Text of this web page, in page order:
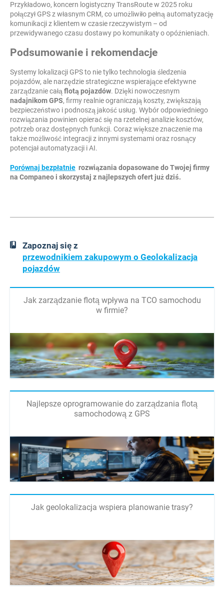
Przykładowo, koncern logistyczny TransRoute w 2025 roku
połączył GPS z własnym CRM, co umożliwiło pełną automatyzację
komunikacji z klientem w czasie rzeczywistym – od
przewidywanego czasu dostawy po komunikaty o opóźnieniach.
Podsumowanie i rekomendacje
Systemy lokalizacji GPS to nie tylko technologia śledzenia
pojazdów, ale narzędzie strategiczne wspierające efektywne
zarządzanie całąflotą pojazdów. Dzięki nowoczesnym
nadajnikom GPS, firmy realnie ograniczają koszty, zwiększają
bezpieczeństwo i podnoszą jakość usług. Wybór odpowiedniego
rozwiązania powinien opierać się na rzetelnej analizie kosztów,
potrzeb oraz dostępnych funkcji. Coraz większe znaczenie ma
także możliwość integracji z innymi systemami oraz rosnący
potencjał automatyzacji i AI.
Porównaj bezpłatnie rozwiązania dopasowane do Twojej firmy
na Companeo i skorzystaj z najlepszych ofert już dziś.
Zapoznaj się z
przewodnikiem zakupowym o Geolokalizacja
pojazdów
Jak zarządzanie flotą wpływa na TCO samochodu
w firmie?
Najlepsze oprogramowanie do zarządzania flotą
samochodową z GPS
Jak geolokalizacja wspiera planowanie trasy?